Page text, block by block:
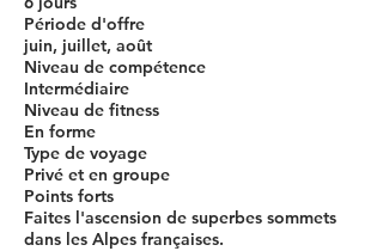
Période d'offre
juin, juillet, août
Niveau de compétence
Intermédiaire
Niveau de fitness
En forme
Type de voyage
Privé et en groupe
Points forts
Faites l'ascension de superbes sommets
dans les Alpes françaises.